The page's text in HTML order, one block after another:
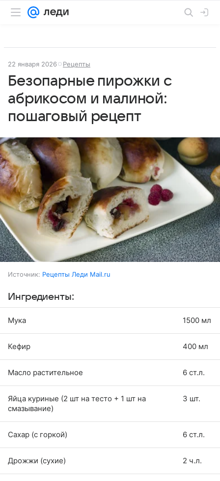
22 января 2026 Рецепты
Безопарные пирожки с
абрикосом и малиной:
пошаговый рецепт
Источник: Рецепты Леди Mail.ru
Ингредиенты:
Мука 1500 мл
Кефир 400 мл
Масло растительное 6 ст.л.
Яйца куриные (2 шт на тесто + 1 шт на
смазывание)
3 шт.
Сахар (с горкой) 6 ст.л.
Дрожжи (сухие) 2 ч.л.